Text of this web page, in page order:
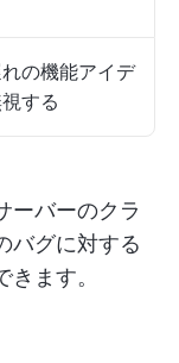
の機能アイデ
する
ーバーのクラ
バグに対する
ます。